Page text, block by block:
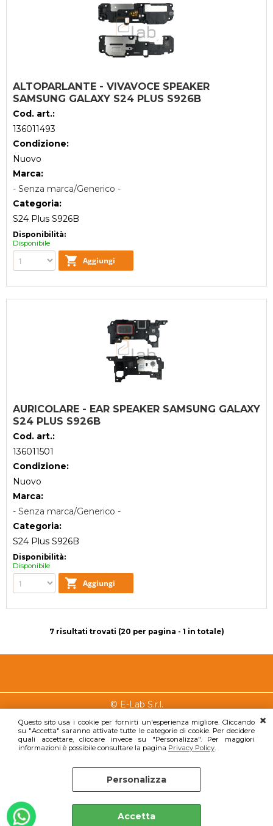
Questo sito usa i cookie per fornirti un'esperienza migliore. Cliccando
su "Accetta" saranno attivate tutte le categorie di cookie. Per decidere
quali accettare, cliccare invece su "Personalizza". Per maggiori
informazioni è possibile consultare la pagina Privacy Policy.
Personalizza
Accetta
ALTOPARLANTE - VIVAVOCE SPEAKER
SAMSUNG GALAXY S24 PLUS S926B
Cod. art.:
136011493
Condizione:
Nuovo
Marca:
- Senza marca/Generico -
Categoria:
S24 Plus S926B
Disponibilità:
Disponibile
AURICOLARE - EAR SPEAKER SAMSUNG GALAXY
S24 PLUS S926B
Cod. art.:
136011501
Condizione:
Nuovo
Marca:
- Senza marca/Generico -
Categoria:
S24 Plus S926B
Disponibilità:
Disponibile
7 risultati trovati (20 per pagina - 1 in totale)
Chi siamo
Dove
Iscriviti alla
Newsletter
Condizioni
Condizioni di
vendita
Privacy
S.R.L.
Via
Brahms,
© E-Lab S.r.l.
Privacy Policy Preferenze cookie